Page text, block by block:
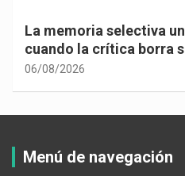
La memoria selectiva
cuando la crítica borra
06/08/2026
Menú de navegación